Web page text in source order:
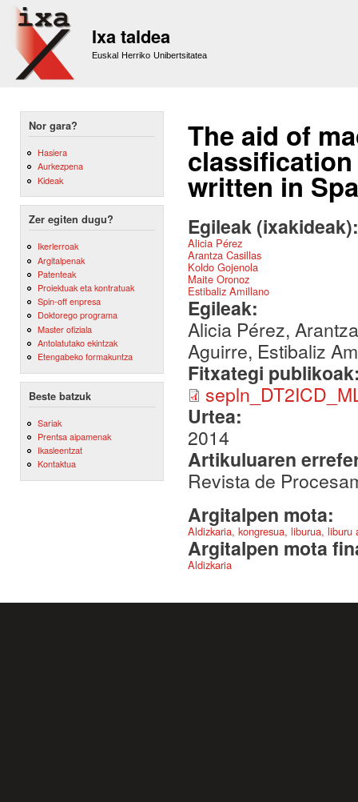
Ixa taldea
Euskal Herriko Unibertsitatea
Nor gara?
Hasiera
Aurkezpena
Kideak
Zer egiten dugu?
Ikerlerroak
Argitalpenak
Patenteak
Proiektuak eta kontratuak
Spin-off enpresa
Doktorego programa
Master ofiziala
Antolatutako ekintzak
Etengabeko formakuntza
Beste batzuk
Sariak
Prentsa aipamenak
Ikasleentzat
Kontaktua
The aid of
written in
Egileak
Alicia Pérez
Arantza Casillas
Koldo Gojenola
Maite Oronoz
Estibaliz Amillano
Egileak:
Alicia Pérez,
Aguirre, Estibaliz
Fitxategi
Urtea:
2014
Artikuluaren
Revista de
Argitalpen mota:
Aldizkaria, kongresua, liburua,
Argitalpen mota
Aldizkaria